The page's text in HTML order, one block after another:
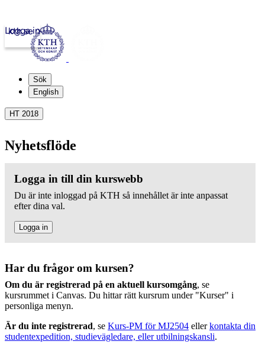
kth.se
Logga in
Sök
English
HT 2018
Nyhetsflöde
Logga in till din kurswebb
Du är inte inloggad på KTH så innehållet är inte anpassat
efter dina val.
Logga in
Har du frågor om kursen?
Om du är registrerad på en aktuell kursomgång, se
kursrummet i Canvas. Du hittar rätt kursrum under "Kurser" i
personliga menyn.
Är du inte registrerad, se Kurs-PM för MJ2504 ellerkontakta din
studentexpedition, studievägledare, eller utbilningskansli.